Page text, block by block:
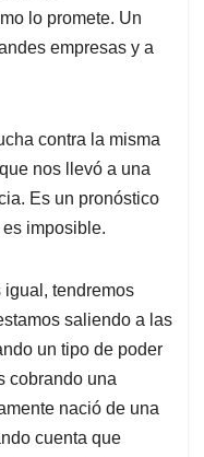
lo promete. Un
empresas y a
contra la misma
nos llevó a una
Es un pronóstico
imposible.
igual, tendremos
saliendo a las
un tipo de poder
cobrando una
nació de una
cuenta que